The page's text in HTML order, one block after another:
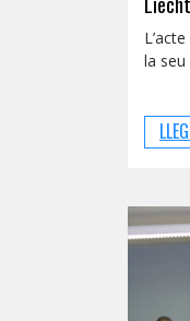
la seu